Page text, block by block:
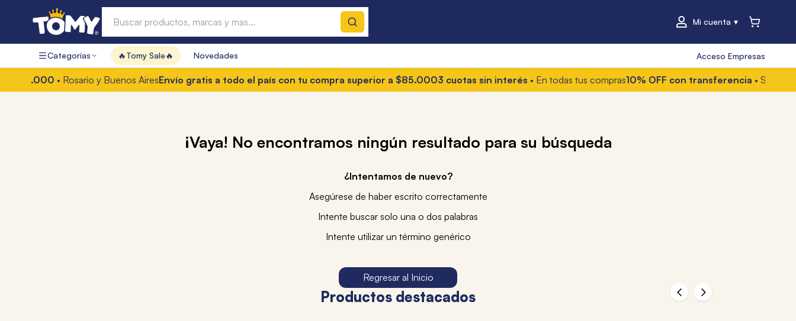
Mi cuenta
Categorías 🔥Tomy Sale🔥 Novedades Acceso Empresas
• Rosario y Buenos AiresEnvío gratis a todo el país con tu compra superior a $85.0003 cuotas sin interés• En todas tus compras10% OFF con transferencia• Solo online
¡Vaya! No encontramos ningún resultado para su búsqueda
¿Intentamos de nuevo?
Asegúrese de haber escrito correctamente
Intente buscar solo una o dos palabras
Intente utilizar un término genérico
Regresar al Inicio
Productos destacados
Términos más buscados
1.
hot wheels